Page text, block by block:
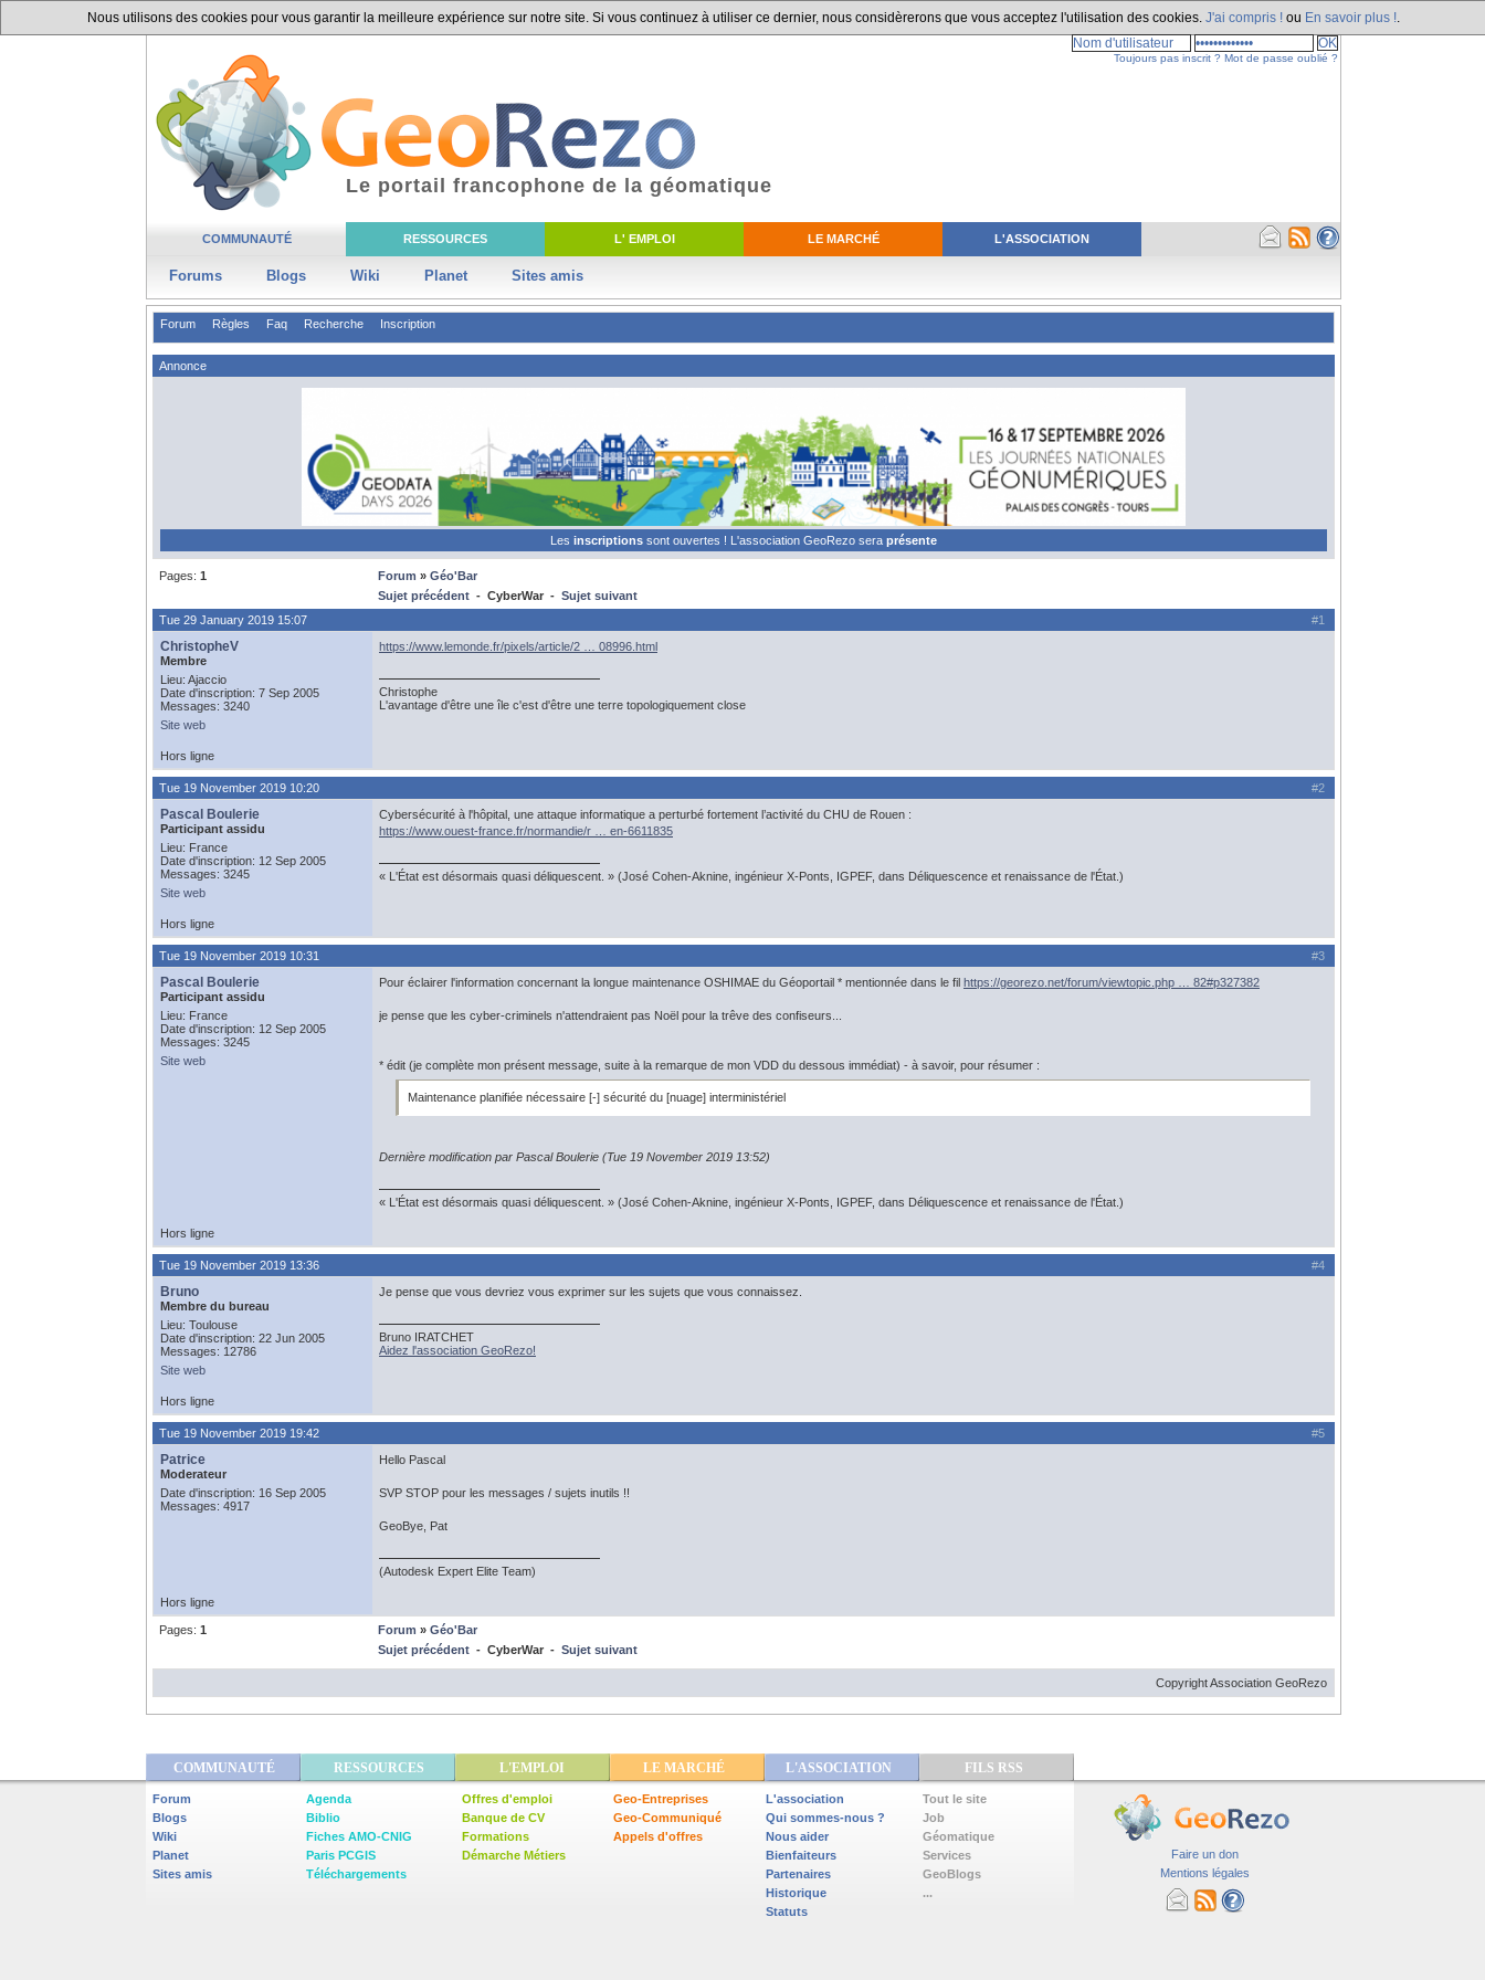
Nous utilisons des cookies pour vous garantir la meilleure expérience sur notre site. Si vous continuez à utiliser ce dernier, nous considèrerons que vous acceptez l'utilisation des cookies. J'ai compris ! ou En savoir plus !
COMMUNAUTÉ RESSOURCES L' EMPLOI LE MARCHÉ L'ASSOCIATION
Forums Blogs Wiki Planet Sites amis
Le portail francophone de la géomatique
Toujours pas inscrit ? Mot de passe oublié ?
Forum Règles Faq Recherche Inscription
Annonce
Les inscriptions sont ouvertes ! L'association GeoRezo sera présente
Pages: 1 Forum » Géo'Bar
Sujet précédent - CyberWar - Sujet suivant
#1
Tue 29 January 2019 15:07
ChristopheV
Membre
Lieu: Ajaccio
Date d'inscription: 7 Sep 2005
Messages: 3240
Site web
https://www.lemonde.fr/pixels/article/2 … 08996.html
Christophe
L'avantage d'être une île c'est d'être une terre topologiquement close
Hors ligne
#2
Tue 19 November 2019 10:20
Pascal Boulerie
Participant assidu
Lieu: France
Date d'inscription: 12 Sep 2005
Messages: 3245
Site web
Cybersécurité à l'hôpital, une attaque informatique a perturbé fortement l’activité du CHU de Rouen :
https://www.ouest-france.fr/normandie/r … en-6611835
« L'État est désormais quasi déliquescent. » (José Cohen-Aknine, ingénieur X-Ponts, IGPEF, dans Déliquescence et renaissance de l'État.)
Hors ligne
#3
Tue 19 November 2019 10:31
Pascal Boulerie
Participant assidu
Lieu: France
Date d'inscription: 12 Sep 2005
Messages: 3245
Site web
Pour éclairer l'information concernant la longue maintenance OSHIMAE du Géoportail * mentionnée dans le fil https://georezo.net/forum/viewtopic.php … 82#p327382
je pense que les cyber-criminels n'attendraient pas Noël pour la trêve des confiseurs...
* édit (je complète mon présent message, suite à la remarque de mon VDD du dessous immédiat) - à savoir, pour résumer :
Maintenance planifiée nécessaire [-] sécurité du [nuage] interministériel
Dernière modification par Pascal Boulerie (Tue 19 November 2019 13:52)
« L'État est désormais quasi déliquescent. » (José Cohen-Aknine, ingénieur X-Ponts, IGPEF, dans Déliquescence et renaissance de l'État.)
Hors ligne
#4
Tue 19 November 2019 13:36
Bruno
Membre du bureau
Lieu: Toulouse
Date d'inscription: 22 Jun 2005
Messages: 12786
Site web
Je pense que vous devriez vous exprimer sur les sujets que vous connaissez.
Bruno IRATCHET
Aidez l'association GeoRezo!
Hors ligne
#5
Tue 19 November 2019 19:42
Patrice
Moderateur
Date d'inscription: 16 Sep 2005
Messages: 4917
Hello Pascal
SVP STOP pour les messages / sujets inutils !!
GeoBye, Pat
(Autodesk Expert Elite Team)
Hors ligne
Pages: 1 Forum » Géo'Bar
Sujet précédent - CyberWar - Sujet suivant
Copyright Association GeoRezo
COMMUNAUTÉ RESSOURCES L'EMPLOI LE MARCHÉ L'ASSOCIATION FILS RSS
Forum
Blogs
Wiki
Planet
Sites amis
Agenda
Biblio
Fiches AMO-CNIG
Paris PCGIS
Téléchargements
Offres d'emploi
Banque de CV
Formations
Démarche Métiers
Geo-Entreprises
Geo-Communiqué
Appels d'offres
L'association
Qui sommes-nous ?
Nous aider
Bienfaiteurs
Partenaires
Historique
Statuts
Tout le site
Job
Géomatique
Services
GeoBlogs
...
Faire un don
Mentions légales